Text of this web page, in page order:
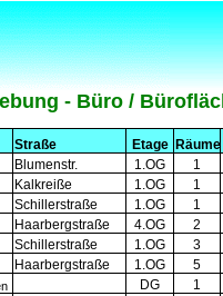
- Büro /
Straße Etage
Räume
Blumenstr. 1.OG
1
Kalkreiße 1.OG
1
Schillerstraße 1.OG
1
Haarbergstraße 4.OG
2
Schillerstraße 1.OG
3
Haarbergstraße 1.OG
5
DG
1